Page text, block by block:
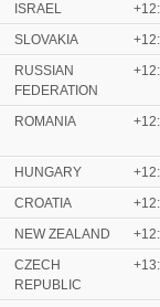
ISRAEL
SLOVAKIA
RUSSIAN
FEDERATION
ROMANIA
HUNGARY
CROATIA
NEW ZEALAND
CZECH
REPUBLIC